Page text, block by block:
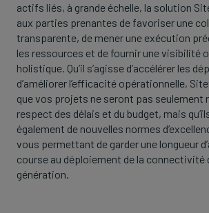
actifs liés, à grande échelle, la solution
aux parties prenantes de favoriser une
transparente, de mener une exécution
les ressources et de fournir une visibilité
holistique. Qu’il s’agisse d’accélérer les
d’améliorer l’efficacité opérationnelle,
que vos projets ne seront pas seulement
respect des délais et du budget, mais
également de nouvelles normes
vous permettant de garder une longueur
course au déploiement de la connectivité
génération.